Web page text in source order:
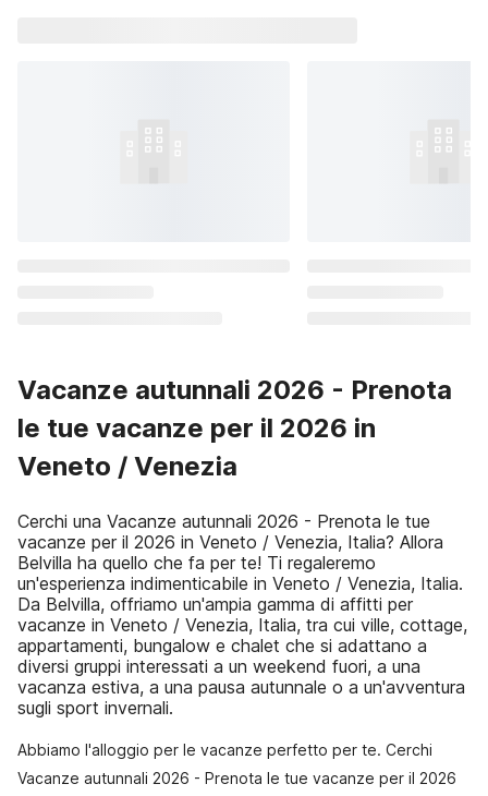
Vacanze autunnali 2026 - Prenota
le tue vacanze per il 2026 in
Veneto / Venezia
Cerchi una Vacanze autunnali 2026 - Prenota le tue
vacanze per il 2026 in Veneto / Venezia, Italia? Allora
Belvilla ha quello che fa per te! Ti regaleremo
un'esperienza indimenticabile in Veneto / Venezia, Italia.
Da Belvilla, offriamo un'ampia gamma di affitti per
vacanze in Veneto / Venezia, Italia, tra cui ville, cottage,
appartamenti, bungalow e chalet che si adattano a
diversi gruppi interessati a un weekend fuori, a una
vacanza estiva, a una pausa autunnale o a un'avventura
sugli sport invernali.
Abbiamo l'alloggio per le vacanze perfetto per te. Cerchi
Vacanze autunnali 2026 - Prenota le tue vacanze per il 2026